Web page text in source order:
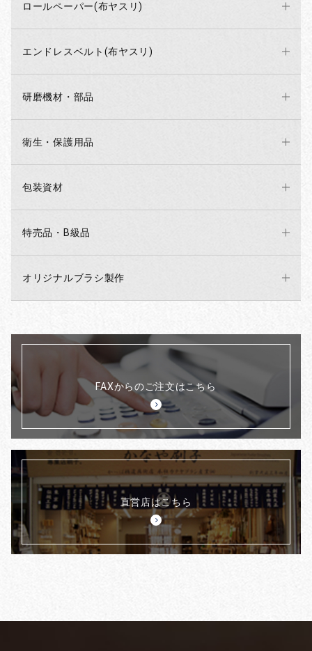
ロールペーパー(布ヤスリ)
エンドレスベルト(布ヤスリ)
研磨機材・部品
衛生・保護用品
包装資材
特売品・B級品
オリジナルブラシ製作
FAXからのご注文はこちら
直営店はこちら